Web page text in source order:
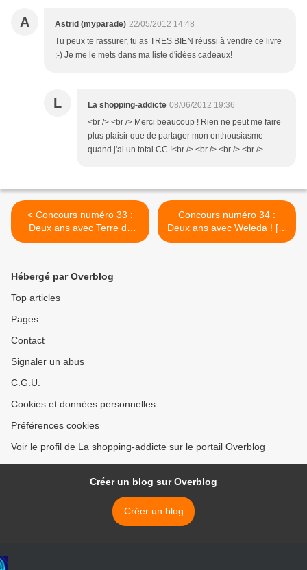
A Astrid (myparade) 22/05/2012 14:48
Tu peux te rassurer, tu as TRES BIEN réussi à vendre ce livre
;-) Je me le mets dans ma liste d'idées cadeaux!
L La shopping-addicte 08/06/2012 19:36
<br /> <br /> Merci beaucoup ! Rien ne peut me faire
plus plaisir que de partager mon enthousiasme
quand j'ai un total CC !<br /> <br /> <br /> <br />
< Concours numéro 33 :
Deux ans avec Terre de
Cocagne ! [6]
Concours numéro 34 :
Deux ans avec Weleda ! [7]
>
Hébergé par Overblog
Top articles
Pages
Contact
Signaler un abus
C.G.U.
Cookies et données personnelles
Préférences cookies
Voir le profil de La shopping-addicte sur le portail Overblog
Créer un blog sur Overblog
Créer un blog